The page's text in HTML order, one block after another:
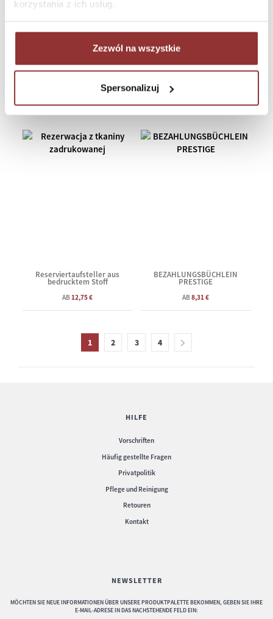
korzystania z ich usług.
Zezwól na wszystkie
Spersonalizuj
Bezahlungsbüchlein T Rechnungsmappe - Kasten aus
Reserviertaufsteller aus
bedrucktem Stoff
AB 12,75 €
BEZAHLUNGSBÜCHLEIN
PRESTIGE
AB8,31 €
1 2 3 4
HILFE
Vorschriften
Häufig gestellte Fragen
Privatpolitik
Pflege und Reinigung
Retouren
Kontakt
NEWSLETTER
MÖCHTEN SIE NEUE INFORMATIONEN ÜBER UNSERE PRODUKTPALETTE BEKOMMEN, GEBEN SIE IHRE
E-MAIL-ADRESE IN DAS NACHSTEHENDE FELD EIN: